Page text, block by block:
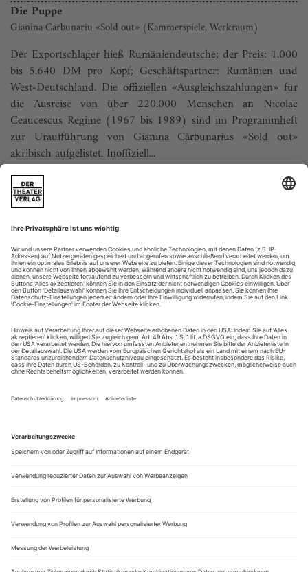
Die Puppe
Gianina Carbunariu «Sold out» (Kammerspiele, Werkraum)
Der Exportschlager hieß Rumäniendeutsche; der Preis: 1.000
bis 5.640 DM pro Kopf; Geschäftspartner: Rumänien und
West-Deutschland. Die offiziellen «Ausgleichszahlungen» für
die Ausreise von über 220.000 Menschen an Nicolae
Ceaucescus Regime (1967 bis 1989) sind im Programmheft
zur Uraufführung von Gianina Cãrbunarius «Sold out»
akribisch aufgelistet. Inoffiziell...
Auf der Suche nach dem Wert der Kunst
Die Frage ist nicht annähernd beantwortbar, aber das macht ihren
wollte es auf seiner Jahres­tagung in Freiburg ein bisschen genauer
wissen und hat sich zur Klärung im Ungefähren eine Handvoll
Positionen aufs Podium geladen: auf Künstler-Seite die Gastgeberin
Barbara Mundel, das Intendanten-Urgestein und designierte Berliner
Staatsopern-Haupt Jürgen Flimm sowie der Bühnenvereins-Präsident
kulturpolitische Perspektive stand die Frankfurter Oberbürger­
meisterin und Städtetags-Präsidentin Petra Roth. Den akademisch-
ästhetischen Standpunkt vertrat der Soziologe und Luhmann-Schüler
unterbreche die Automatismen der Alltags-Wahrnehmung
und mache sie dadurch frag- und diskussionswürdig. Die
Gesellschaft brauche Kunst genau da, wo sie das Mitfließen
des Menschen in den Strukturen der Gesellschaft anhält:
«Die Kunst, wenn sie so unterwegs...
Die Partei hat immer Recht
«Er rührte an den Schlaf der Welt»: Jochen Voits grandiose Biografie